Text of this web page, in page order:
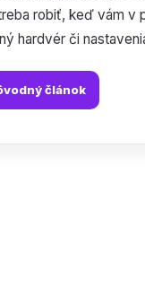
robiť, keď vám v
hardvér či
článok